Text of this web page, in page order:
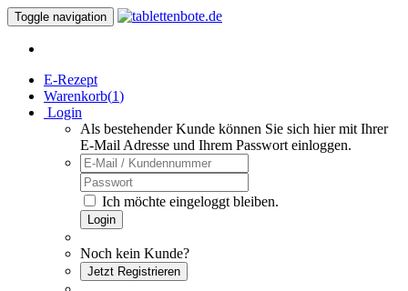
Toggle navigation
E-Rezept
Warenkorb(1)
Login
Als bestehender Kunde können Sie sich hier mit Ihrer
E-Mail Adresse und Ihrem Passwort einloggen.
Ich möchte eingeloggt bleiben.
Login
Noch kein Kunde?
Jetzt Registrieren